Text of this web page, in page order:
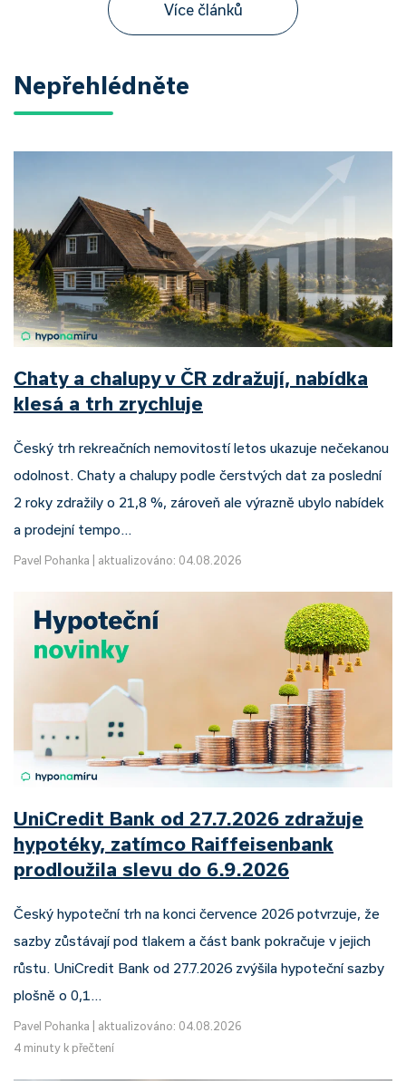
Více článků
Nepřehlédněte
Chaty a chalupy v ČR zdražují, nabídka
klesá a trh zrychluje
Český trh rekreačních nemovitostí letos ukazuje nečekanou
odolnost. Chaty a chalupy podle čerstvých dat za poslední
2 roky zdražily o 21,8 %, zároveň ale výrazně ubylo nabídek
a prodejní tempo…
Pavel Pohanka aktualizováno: 04.08.2026
UniCredit Bank od 27.7.2026 zdražuje
hypotéky, zatímco Raiffeisenbank
prodloužila slevu do 6.9.2026
Český hypoteční trh na konci července 2026 potvrzuje, že
sazby zůstávají pod tlakem a část bank pokračuje v jejich
růstu. UniCredit Bank od 27.7.2026 zvýšila hypoteční sazby
plošně o 0,1…
Pavel Pohanka
aktualizováno: 04.08.2026
4 minuty k přečtení